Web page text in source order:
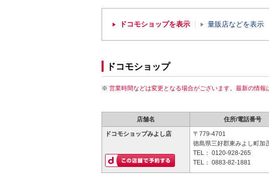
ドコモショップを表示 量販店などを表示
ドコモショップ
営業時間などは変更となる場合がございます。最新の情報
店舗名 住所/電話番号
ドコモショップみよし店
〒779-4701
徳島県三好郡東みよし町加
TEL： 0120-928-265
TEL： 0883-82-1881